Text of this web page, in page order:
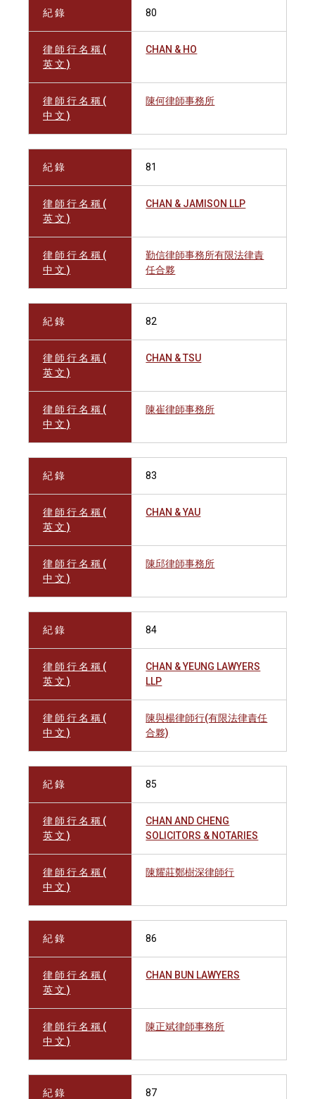
紀 錄 80
律 師 行 名 稱 (
英 文 )
CHAN & HO
律 師 行 名 稱 (
中 文 )
陳何律師事務所
紀 錄 81
律 師 行 名 稱 (
英 文 )
CHAN & JAMISON LLP
律 師 行 名 稱 (
中 文 )
勤信律師事務所有限法律責
任合夥
紀 錄 82
律 師 行 名 稱 (
英 文 )
CHAN & TSU
律 師 行 名 稱 (
中 文 )
陳崔律師事務所
紀 錄 83
律 師 行 名 稱 (
英 文 )
CHAN & YAU
律 師 行 名 稱 (
中 文 )
陳邱律師事務所
紀 錄 84
律 師 行 名 稱 (
英 文 )
CHAN & YEUNG LAWYERS
LLP
律 師 行 名 稱 (
中 文 )
陳與楊律師行(有限法律責任
合夥)
紀 錄 85
律 師 行 名 稱 (
英 文 )
CHAN AND CHENG
SOLICITORS & NOTARIES
律 師 行 名 稱 (
中 文 )
陳耀莊鄭樹深律師行
紀 錄 86
律 師 行 名 稱 (
英 文 )
CHAN BUN LAWYERS
律 師 行 名 稱 (
中 文 )
陳正斌律師事務所
紀 錄 87